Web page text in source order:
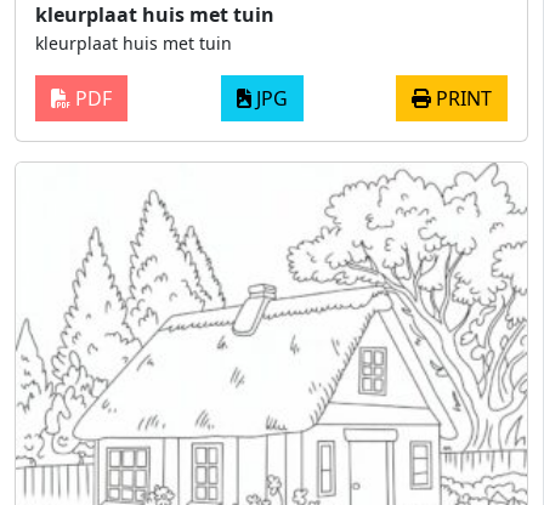
kleurplaat huis met tuin
kleurplaat huis met tuin
PDF JPG PRINT